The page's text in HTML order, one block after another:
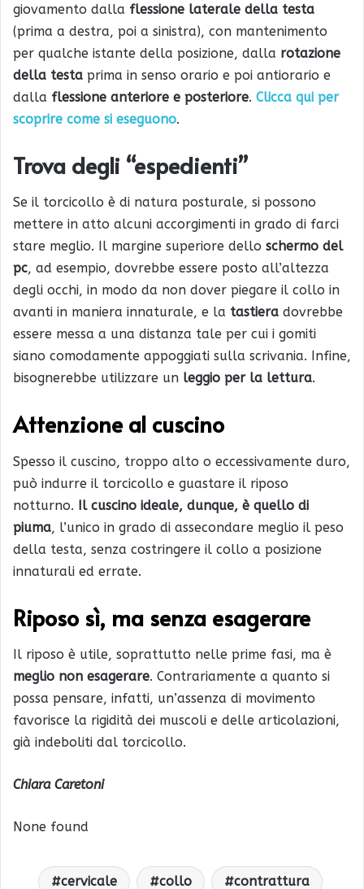
giovamento dalla flessione laterale della testa
(prima a destra, poi a sinistra), con mantenimento
per qualche istante della posizione, dalla rotazione
della testa prima in senso orario e poi antiorario e
dalla flessione anteriore e posteriore. Clicca qui per
scoprire come si eseguono.
Trova degli “espedienti”
Se il torcicollo è di natura posturale, si possono
mettere in atto alcuni accorgimenti in grado di farci
stare meglio. Il margine superiore dello schermo del
pc, ad esempio, dovrebbe essere posto all’altezza
degli occhi, in modo da non dover piegare il collo in
avanti in maniera innaturale, e la tastiera dovrebbe
essere messa a una distanza tale per cui i gomiti
siano comodamente appoggiati sulla scrivania. Infine,
bisognerebbe utilizzare un leggio per la lettura.
Attenzione al cuscino
Spesso il cuscino, troppo alto o eccessivamente duro,
può indurre il torcicollo e guastare il riposo
notturno. Il cuscino ideale, dunque, è quello di
piuma, l’unico in grado di assecondare meglio il peso
della testa, senza costringere il collo a posizione
innaturali ed errate.
Riposo sì, ma senza esagerare
Il riposo è utile, soprattutto nelle prime fasi, ma è
meglio non esagerare. Contrariamente a quanto si
possa pensare, infatti, un’assenza di movimento
favorisce la rigidità dei muscoli e delle articolazioni,
già indeboliti dal torcicollo.
Chiara Caretoni
None found
cervicale collo contrattura